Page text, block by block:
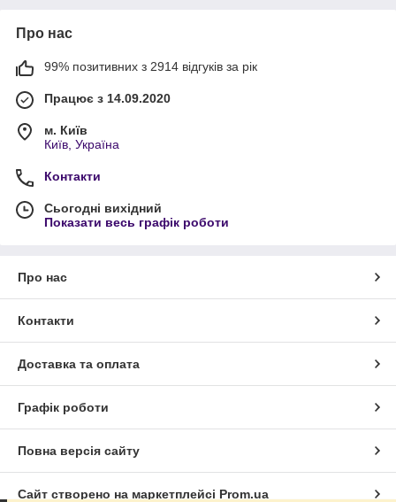
Про нас
99% позитивних з 2914 відгуків за рік
Працює з 14.09.2020
м. Київ
Київ, Україна
Контакти
Сьогодні вихідний
Показати весь графік роботи
Про нас
Контакти
Доставка та оплата
Графік роботи
Повна версія сайту
Сайт створено на маркетплейсі Prom.ua